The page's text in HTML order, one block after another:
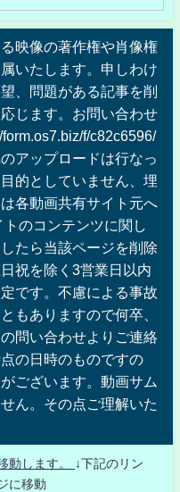
映像の著作権や肖像権
いたします。申しわけ
、問題がある記事を削
じます。お問い合わせ
f/c82c6596/
アップロードは行なっ
的としていません、埋
各動画共有サイト元へ
のコンテンツに関し
たら当該ページを削除
祝を除く3営業日以内
です。不慮による事故
もありますので何卒、
問い合わせよりご連絡
の日時のものですの
ございます。動画サム
ん。その点ご理解いた
動します。
↓下記のリン
に移動